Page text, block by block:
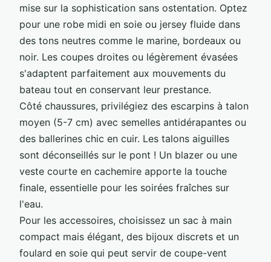
mise sur la sophistication sans ostentation. Optez
pour une robe midi en soie ou jersey fluide dans
des tons neutres comme le marine, bordeaux ou
noir. Les coupes droites ou légèrement évasées
s'adaptent parfaitement aux mouvements du
bateau tout en conservant leur prestance.
Côté chaussures, privilégiez des escarpins à talon
moyen (5-7 cm) avec semelles antidérapantes ou
des ballerines chic en cuir. Les talons aiguilles
sont déconseillés sur le pont ! Un blazer ou une
veste courte en cachemire apporte la touche
finale, essentielle pour les soirées fraîches sur
l'eau.
Pour les accessoires, choisissez un sac à main
compact mais élégant, des bijoux discrets et un
foulard en soie qui peut servir de coupe-vent